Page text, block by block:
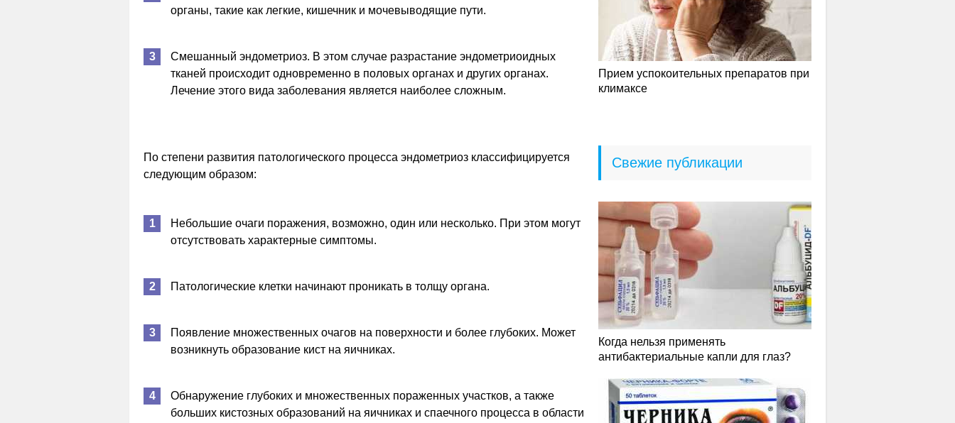
органы, такие как легкие, кишечник и мочевыводящие пути.
Смешанный эндометриоз. В этом случае разрастание эндометриоидных
тканей происходит одновременно в половых органах и других органах.
Лечение этого вида заболевания является наиболее сложным.
По степени развития патологического процесса эндометриоз классифицируется
следующим образом:
Небольшие очаги поражения, возможно, один или несколько. При этом могут
отсутствовать характерные симптомы.
Патологические клетки начинают проникать в толщу органа.
Появление множественных очагов на поверхности и более глубоких. Может
возникнуть образование кист на яичниках.
Обнаружение глубоких и множественных пораженных участков, а также
больших кистозных образований на яичниках и спаечного процесса в области
Прием успокоительных препаратов при
климаксе
Свежие публикации
Когда нельзя применять
антибактериальные капли для глаз?